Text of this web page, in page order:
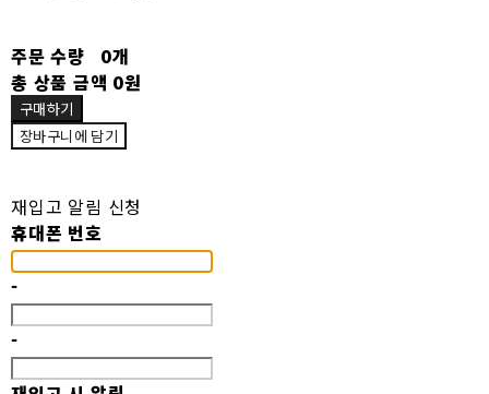
주문 수량
0개
총 상품 금액 0원
구매하기
장바구니에 담기
재입고 알림 신청
휴대폰 번호
-
-